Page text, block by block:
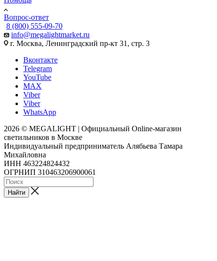
Вопрос-ответ
8 (800) 555-09-70
info@megalightmarket.ru
г. Москва, Ленинградский пр-кт 31, стр. 3
Вконтакте
Telegram
YouTube
MAX
Viber
Viber
WhatsApp
2026 © MEGALIGHT | Официальный Online-магазин
светильников в Москве
Индивидуальный предприниматель Алябьева Тамара
Михайловна
ИНН 463224824432
ОГРНИП 310463206900061
Найти